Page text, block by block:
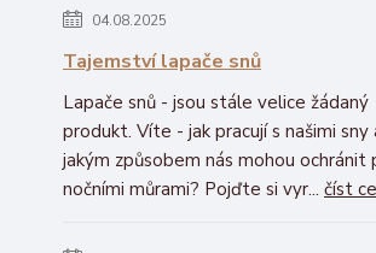
04.08.2025
Tajemství lapače snů
Lapače snů - jsou stále velice žádaný
produkt. Víte - jak pracují s našimi sny
jakým způsobem nás mohou ochránit
nočními můrami? Pojďte si vyr... číst